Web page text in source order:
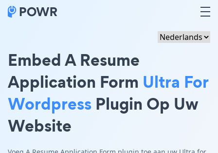
Embed A Resume
Application Form Ultra For
Wordpress Plugin Op Uw
Website